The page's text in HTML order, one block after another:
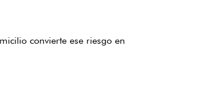
convierte ese riesgo en